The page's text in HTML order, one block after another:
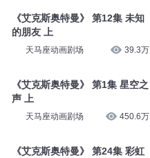
《艾克斯奥特曼》 第12集 未知
的朋友 上
天马座动画剧场 39.3万
《艾克斯奥特曼》 第1集 星空之
声 上
天马座动画剧场 450.6万
《艾克斯奥特曼》 第24集 彩虹